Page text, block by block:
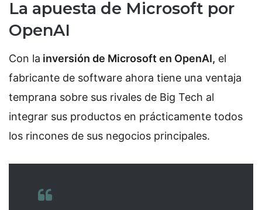
La apuesta de Microsoft por
OpenAI
Con la inversión de Microsoft en OpenAI, el
fabricante de software ahora tiene una ventaja
temprana sobre sus rivales de Big Tech al
integrar sus productos en prácticamente todos
los rincones de sus negocios principales.